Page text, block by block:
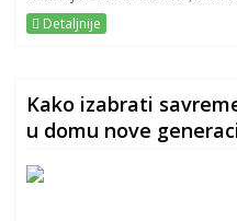
Detaljnije
Kako izabrati
u domu nove